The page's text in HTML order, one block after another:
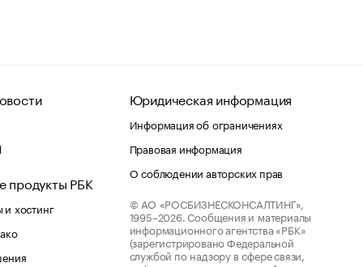
продукты РБК
хостинг
Юридическая информация
Информация об ограничениях
Правовая информация
О соблюдении авторских прав
© АО «РОСБИЗНЕСКОНСАЛТИНГ»,
1995–2026. Сообщения и материалы
информационного агентства «РБК»
(зарегистрировано Федеральной
службой по надзору в сфере связи,